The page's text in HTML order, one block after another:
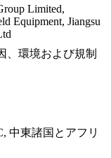
Limited,
Equipment, Jiangsu
、環境および規制
中東諸国とアフリ